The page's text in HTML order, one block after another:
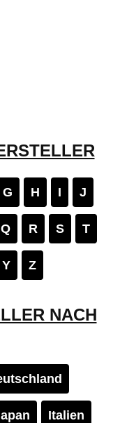
G H I J
Q R S T
Y Z
NACH
Italien